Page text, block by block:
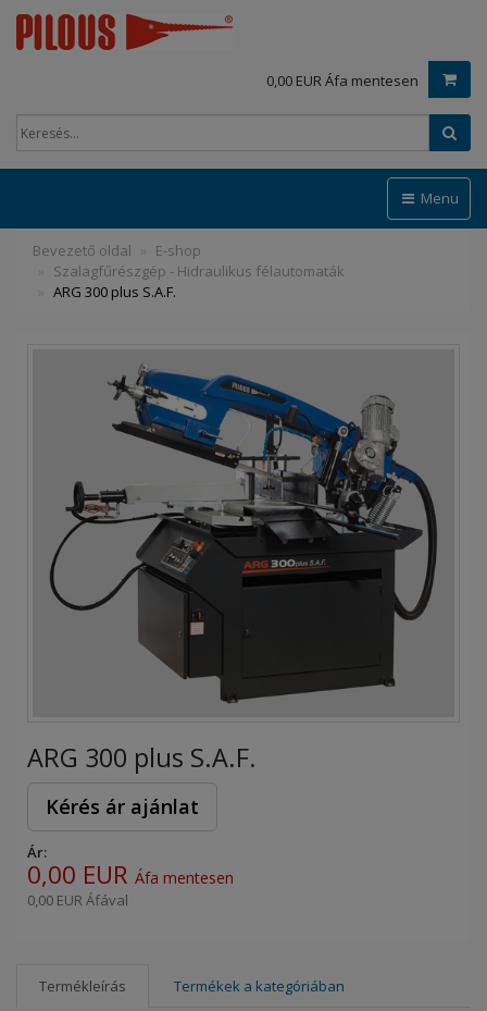
0,00 EUR Áfa mentesen
Menu
Bevezető oldal
E-shop
Szalagfűrészgép - Hidraulikus félautomaták
ARG 300 plus S.A.F.
ARG 300 plus S.A.F.
Kérés ár ajánlat
Ár:
0,00 EUR Áfa mentesen
0,00 EUR Áfával
Termékleírás Termékek a kategóriában